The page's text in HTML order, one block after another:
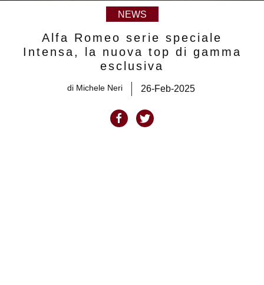
NEWS
Alfa Romeo serie speciale
Intensa, la nuova top di gamma
esclusiva
di Michele Neri 26-Feb-2025